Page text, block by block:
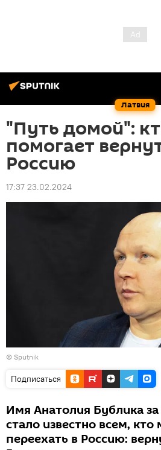
Латвия
"Путь домой":
помогает
Россию
17:37 23.02.2024
© Sputnik
Подписаться
Имя Анатолия Бублика
стало известно всем, кто
переехать в Россию: